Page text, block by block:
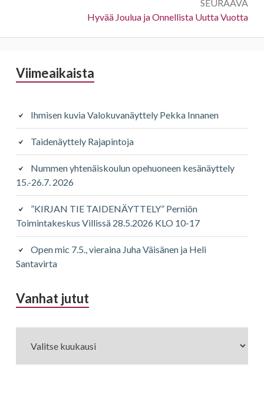
SEURAAVA
Seuraava:
Hyvää Joulua ja Onnellista Uutta Vuotta
Sivupalkki
Viimeaikaista
Ihmisen kuvia Valokuvanäyttely Pekka Innanen
Taidenäyttely Rajapintoja
Nummen yhtenäiskoulun opehuoneen kesänäyttely
15.-26.7. 2026
”KIRJAN TIE TAIDENÄYTTELY” Perniön
Toimintakeskus Villissä 28.5.2026 KLO 10-17
Open mic 7.5., vieraina Juha Väisänen ja Heli
Santavirta
Vanhat jututVanhat
jutut